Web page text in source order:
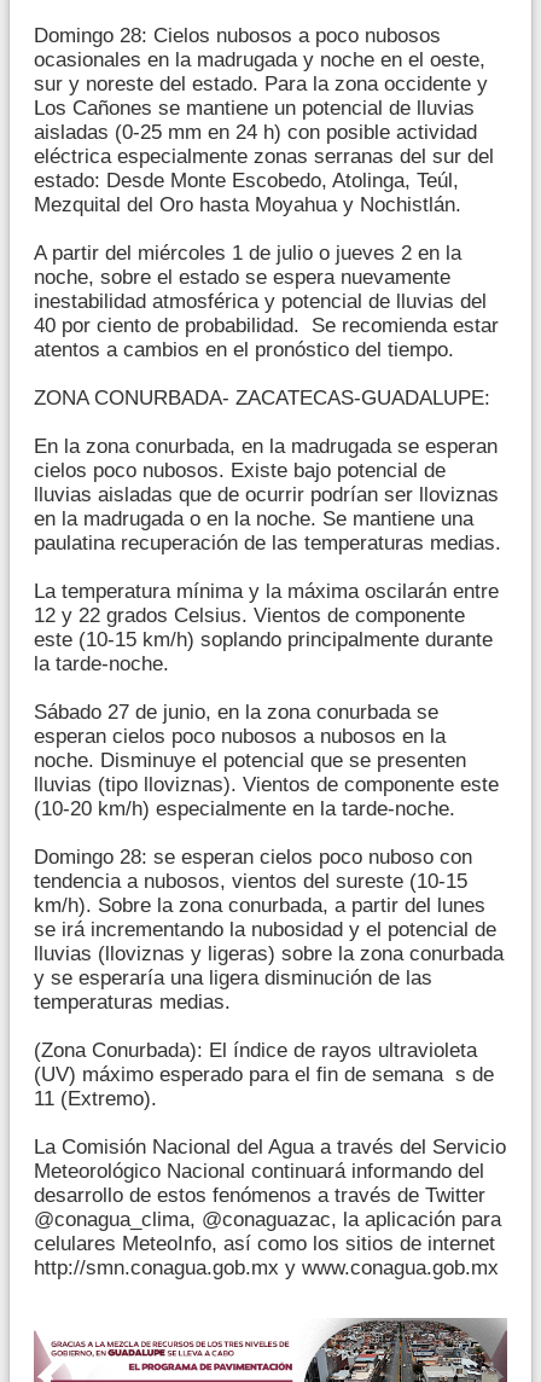
Domingo 28: Cielos nubosos a poco nubosos
ocasionales en la madrugada y noche en el oeste,
sur y noreste del estado. Para la zona occidente y
Los Cañones se mantiene un potencial de lluvias
aisladas (0-25 mm en 24 h) con posible actividad
eléctrica especialmente zonas serranas del sur del
estado: Desde Monte Escobedo, Atolinga, Teúl,
Mezquital del Oro hasta Moyahua y Nochistlán.
A partir del miércoles 1 de julio o jueves 2 en la
noche, sobre el estado se espera nuevamente
inestabilidad atmosférica y potencial de lluvias del
40 por ciento de probabilidad. Se recomienda estar
atentos a cambios en el pronóstico del tiempo.
ZONA CONURBADA- ZACATECAS-GUADALUPE:
En la zona conurbada, en la madrugada se esperan
cielos poco nubosos. Existe bajo potencial de
lluvias aisladas que de ocurrir podrían ser lloviznas
en la madrugada o en la noche. Se mantiene una
paulatina recuperación de las temperaturas medias.
La temperatura mínima y la máxima oscilarán entre
12 y 22 grados Celsius. Vientos de componente
este (10-15 km/h) soplando principalmente durante
la tarde-noche.
Sábado 27 de junio, en la zona conurbada se
esperan cielos poco nubosos a nubosos en la
noche. Disminuye el potencial que se presenten
lluvias (tipo lloviznas). Vientos de componente este
(10-20 km/h) especialmente en la tarde-noche.
Domingo 28: se esperan cielos poco nuboso con
tendencia a nubosos, vientos del sureste (10-15
km/h). Sobre la zona conurbada, a partir del lunes
se irá incrementando la nubosidad y el potencial de
lluvias (lloviznas y ligeras) sobre la zona conurbada
y se esperaría una ligera disminución de las
temperaturas medias.
(Zona Conurbada): El índice de rayos ultravioleta
(UV) máximo esperado para el fin de semana s de
11 (Extremo).
La Comisión Nacional del Agua a través del Servicio
Meteorológico Nacional continuará informando del
desarrollo de estos fenómenos a través de Twitter
@conagua_clima, @conaguazac, la aplicación para
celulares MeteoInfo, así como los sitios de internet
http://smn.conagua.gob.mx y www.conagua.gob.mx